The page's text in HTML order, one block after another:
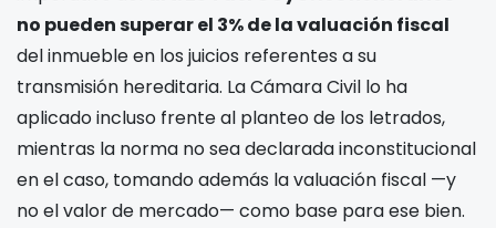
no pueden superar el 3% de la valuación fiscal
del inmueble en los juicios referentes a su
transmisión hereditaria. La Cámara Civil lo ha
aplicado incluso frente al planteo de los letrados,
mientras la norma no sea declarada inconstitucional
en el caso, tomando además la valuación fiscal —y
no el valor de mercado— como base para ese bien.